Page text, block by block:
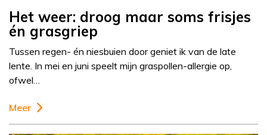
Het weer: droog maar soms frisjes
én grasgriep
Tussen regen- én niesbuien door geniet ik van de late
lente. In mei en juni speelt mijn graspollen-allergie op,
ofwel…
Meer